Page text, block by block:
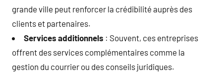
grande ville peut renforcer la crédibilité auprès des
clients et partenaires.
Services additionnels : Souvent, ces entreprises
offrent des services complémentaires comme la
gestion du courrier ou des conseils juridiques.